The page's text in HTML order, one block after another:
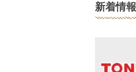
新着情